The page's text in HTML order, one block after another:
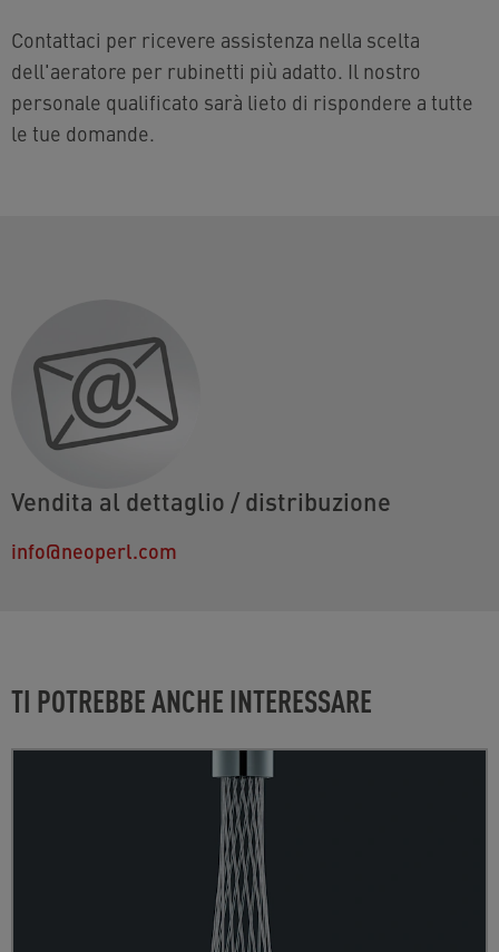
Contattaci per ricevere assistenza nella scelta
dell'aeratore per rubinetti più adatto. Il nostro
personale qualificato sarà lieto di rispondere a tutte
le tue domande.
Vendita al dettaglio / distribuzione
info@neoperl.com
TI POTREBBE ANCHE INTERESSARE